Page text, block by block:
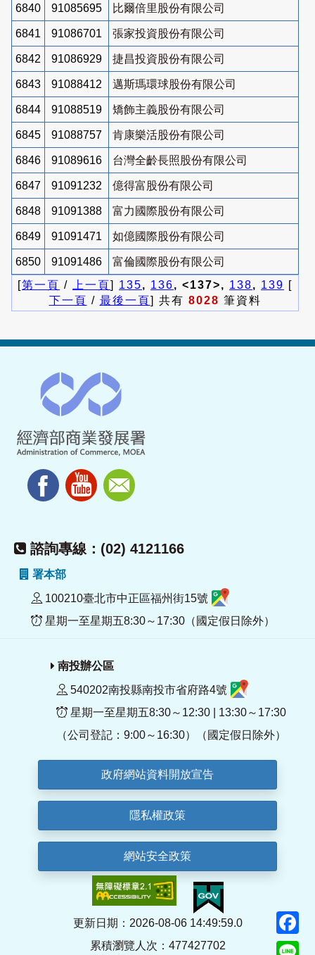
6840 91085695 比爾倍里股份有限公司
6841 91086701 張家投資股份有限公司
6842 91086929 捷昌投資股份有限公司
6843 91088412 邁斯瑪環球股份有限公司
6844 91088519 矯飾主義股份有限公司
6845 91088757 肯康樂活股份有限公司
6846 91089616 台灣全齡長照股份有限公司
6847 91091232 億得富股份有限公司
6848 91091388 富力國際股份有限公司
6849 91091471 如億國際股份有限公司
6850 91091486
富倫國際股份有限公司
[第一頁 / 上一頁] 135, 136, <137>, 138, 139 [
下一頁 / 最後一頁] 共有 8028 筆資料
諮詢專線：(02) 4121166
署本部
100210臺北市中正區福州街15號
星期一至星期五8:30～17:30（國定假日除外）
南投辦公區
540202南投縣南投市省府路4號
星期一至星期五8:30～12:30 | 13:30～17:30
（公司登記：9:00～16:30）（國定假日除外）
政府網站資料開放宣告
隱私權政策
網站安全政策
更新日期：2026-08-06 14:49:59.0
累積瀏覽人次：477427702